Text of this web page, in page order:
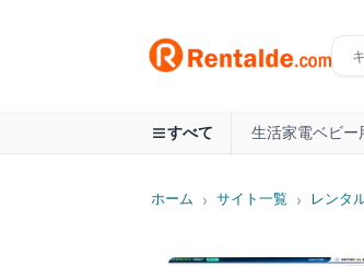
すべて 生活家電ベビー
ホーム › サイト一覧 › レンタ